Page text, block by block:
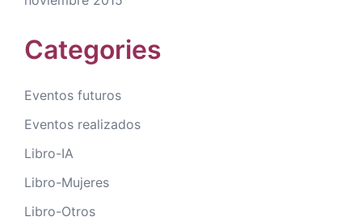
Categories
Eventos futuros
Eventos realizados
Libro-IA
Libro-Mujeres
Libro-Otros